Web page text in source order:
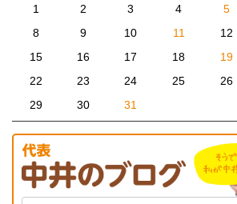
1
2 3 4 5
8
9 10 11 12
15
16 17 18 19
22
23 24 25 26
29
30 31